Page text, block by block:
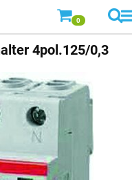
0
4pol.125/0,3